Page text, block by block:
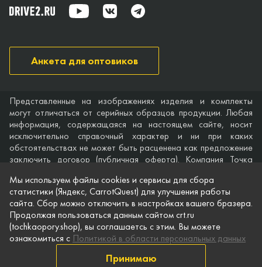
Анкета для оптовиков
Представленные на изображениях изделия и комплекты
могут отличаться от серийных образцов продукции. Любая
информация, содержащаяся на настоящем сайте, носит
исключительно справочный характер и ни при каких
обстоятельствах не может быть расценена как предложение
заключить договор (публичная оферта). Компания Точка
точности и полноты информации на веб-сайте, а также по
поводу беспрепятственного доступа к нему в любое время.
Технические характеристики и комплектация изделий,
указанные на сайте, приведены для примера и могут быть
изменены в любое время без предварительного уведомления.
© Точка опоры, 2021–2026
Мы используем файлы cookies и сервисы для сбора
статистики (Яндекс, CarrotQuest) для улучшения работы
сайта. Сбор можно отключить в настройках вашего бразера.
Продолжая пользоваться данным сайтом crt.ru
(tochkaopory.shop), вы соглашаетсь с этим. Вы можете
ознакомиться с Политикой в области персональных данных
Принимаю